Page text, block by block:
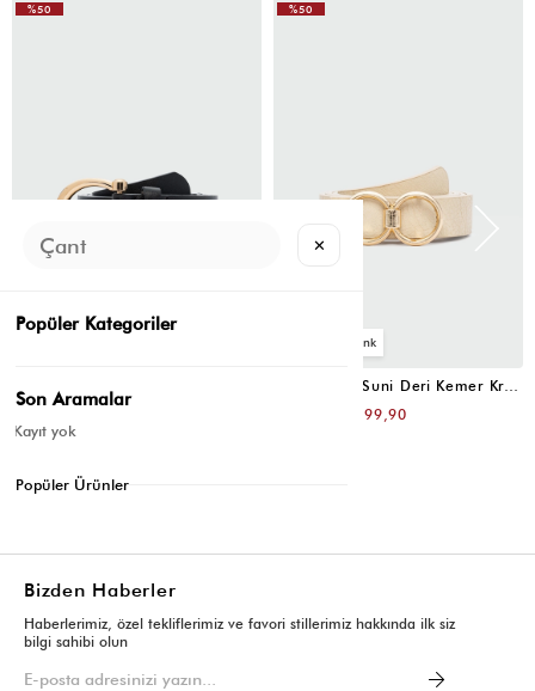
%50
Uzun Tokalı Suni Deri Kemer Krem
₺199,90
%50
Bizden Haberler
Haberlerimiz, özel tekliflerimiz ve favori stillerimiz hakkında ilk siz
bilgi sahibi olun
✕
Popüler Kategoriler
Son Aramalar
Kayıt yok
Popüler Ürünler